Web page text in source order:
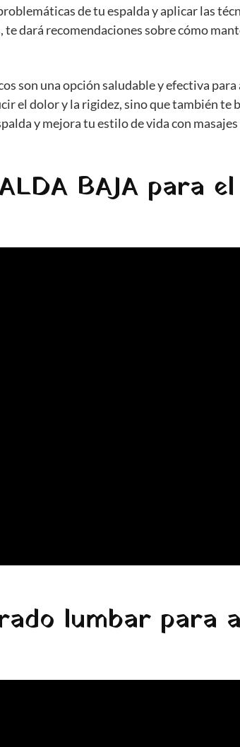
de tu espalda y aplicar las
dará recomendaciones sobre cómo
son una opción saludable y efectiva
el dolor y la rigidez, sino que también te
y mejora tu estilo de vida con
BAJA para
lumbar para